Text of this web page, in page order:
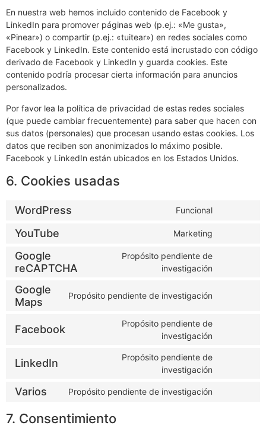
En nuestra web hemos incluido contenido de Facebook y
LinkedIn para promover páginas web (p.ej.: «Me gusta»,
«Pinear») o compartir (p.ej.: «tuitear») en redes sociales como
Facebook y LinkedIn. Este contenido está incrustado con código
derivado de Facebook y LinkedIn y guarda cookies. Este
contenido podría procesar cierta información para anuncios
personalizados.
Por favor lea la política de privacidad de estas redes sociales
(que puede cambiar frecuentemente) para saber que hacen con
sus datos (personales) que procesan usando estas cookies. Los
datos que reciben son anonimizados lo máximo posible.
Facebook y LinkedIn están ubicados en los Estados Unidos.
6. Cookies usadas
WordPress Funcional
YouTube Marketing
Google
reCAPTCHA
Propósito pendiente de
investigación
Google
Maps
Propósito pendiente de investigación
Facebook
Propósito pendiente de
investigación
LinkedIn
Propósito pendiente de
investigación
Varios Propósito pendiente de investigación
7. Consentimiento